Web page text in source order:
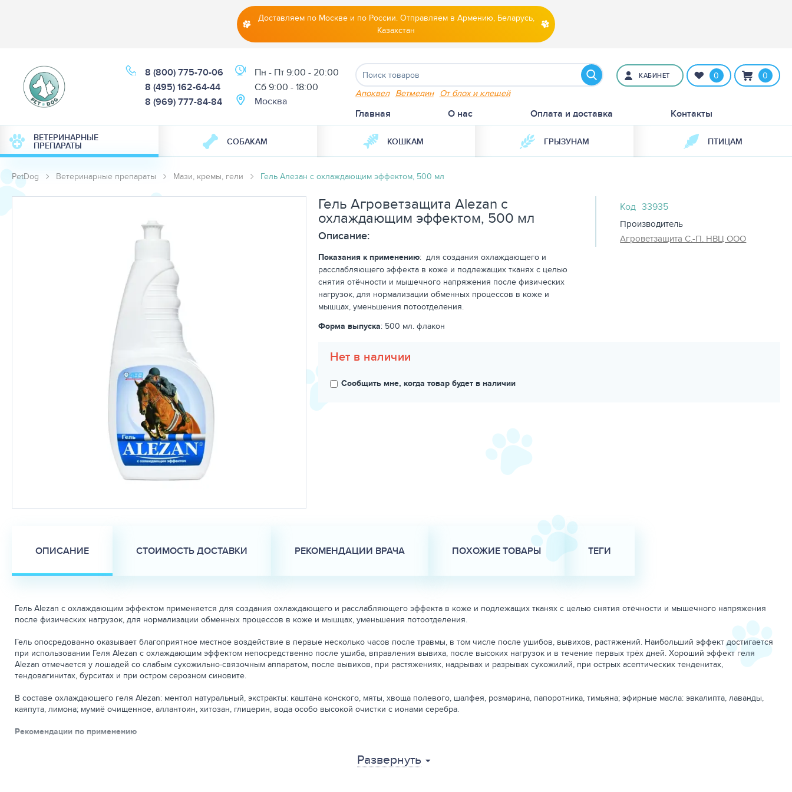
Доставляем по Москве и по России. Отправляем в Армению, Беларусь,
Казахстан
8 (800) 775-70-06
8 (495) 162-64-44
8 (969) 777-84-84
Пн - Пт 9:00 - 20:00
Cб 9:00 - 18:00
Москва
Апоквел Ветмедин От блох и клещей
КАБИНЕТ 0 0
Главная О нас Оплата и доставка Контакты
ВЕТЕРИНАРНЫЕ
ПРЕПАРАТЫ СОБАКАМ КОШКАМ ГРЫЗУНАМ ПТИЦАМ
PetDog Ветеринарные препараты Мази, кремы, гели Гель Алезан с охлаждающим эффектом, 500 мл
Гель Агроветзащита Alezan с
охлаждающим эффектом, 500 мл
Описание:
Показания к применению: для создания охлаждающего и
расслабляющего эффекта в коже и подлежащих тканях с целью
снятия отёчности и мышечного напряжения после физических
нагрузок, для нормализации обменных процессов в коже и
мышцах, уменьшения потоотделения.
Форма выпуска: 500 мл. флакон
Код 33935
Производитель
Агроветзащита С.-П. НВЦ ООО
Нет в наличии
Сообщить мне, когда товар будет в наличии
ОПИСАНИЕ СТОИМОСТЬ ДОСТАВКИ РЕКОМЕНДАЦИИ ВРАЧА ПОХОЖИЕ ТОВАРЫ ТЕГИ
Гель Alezan с охлаждающим эффектом применяется для создания охлаждающего и расслабляющего эффекта в коже и подлежащих тканях с целью снятия отёчности и мышечного напряжения
после физических нагрузок, для нормализации обменных процессов в коже и мышцах, уменьшения потоотделения.
Гель опосредованно оказывает благоприятное местное воздействие в первые несколько часов после травмы, в том числе после ушибов, вывихов, растяжений. Наибольший эффект достигается
при использовании Геля Alezan с охлаждающим эффектом непосредственно после ушиба, вправления вывиха, после высоких нагрузок и в течение первых трёх дней. Хороший эффект геля
Alezan отмечается у лошадей со слабым сухожильно-связочным аппаратом, после вывихов, при растяжениях, надрывах и разрывах сухожилий, при острых асептических тенденитах,
тендовагинитах, бурситах и при остром серозном синовите.
В составе охлаждающего геля Alezan: ментол натуральный, экстракты: каштана конского, мяты, хвоща полевого, шалфея, розмарина, папоротника, тимьяна; эфирные масла: эвкалипта, лаванды,
каяпута, лимона; мумиё очищенное, аллантоин, хитозан, глицерин, вода особо высокой очистки с ионами серебра.
Рекомендации по применению
Гель наносят лёгким массажным движением на проблемный участок 1-2 раза в день. Гель легко впитывается, не оставляя жирных пятен. Избегать попадания геля на слизистые оболочки. Не
Развернуть